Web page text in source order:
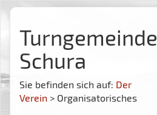
Turngemeinde
Schura
Sie befinden sich auf: Der
Verein > Organisatorisches